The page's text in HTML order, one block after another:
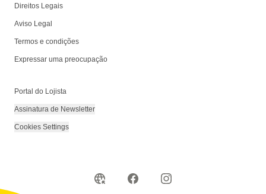
Direitos Legais
Aviso Legal
Termos e condições
Expressar uma preocupação
Portal do Lojista
Assinatura de Newsletter
Cookies Settings